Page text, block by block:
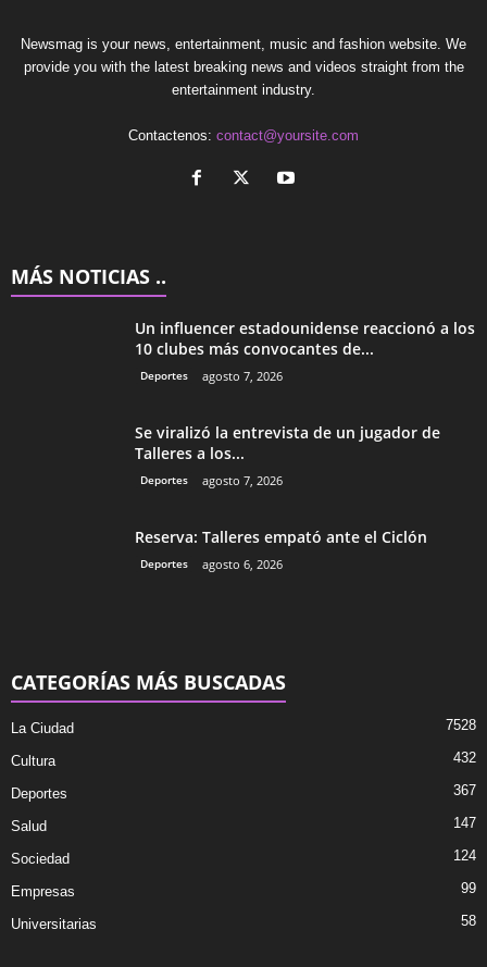
Newsmag is your news, entertainment, music and fashion website. We
provide you with the latest breaking news and videos straight from the
entertainment industry.
Contactenos: contact@yoursite.com
MÁS NOTICIAS ..
Un influencer estadounidense reaccionó a los
10 clubes más convocantes de...
Deportes agosto 7, 2026
Se viralizó la entrevista de un jugador de
Talleres a los...
Deportes agosto 7, 2026
Reserva: Talleres empató ante el Ciclón
Deportes agosto 6, 2026
CATEGORÍAS MÁS BUSCADAS
La Ciudad 7528
Cultura 432
Deportes 367
Salud 147
Sociedad 124
Empresas 99
Universitarias 58